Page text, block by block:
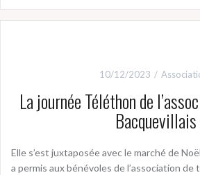
10/12/2023
La journée Téléthon de
Bacquevillais
Elle s’est juxtaposée avec le marché de
a permis aux bénévoles de l’association